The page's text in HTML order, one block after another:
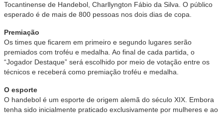
Tocantinense de Handebol, Charllyngton Fábio da Silva. O público
esperado é de mais de 800 pessoas nos dois dias de copa.
Premiação
Os times que ficarem em primeiro e segundo lugares serão
premiados com troféu e medalha. Ao final de cada partida, o
“Jogador Destaque” será escolhido por meio de votação entre os
técnicos e receberá como premiação troféu e medalha.
O esporte
O handebol é um esporte de origem alemã do século XIX. Embora
tenha sido inicialmente praticado exclusivamente por mulheres e ao